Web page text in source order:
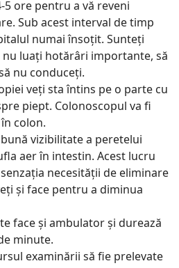
ore pentru a vă reveni
Sub acest interval de timp
numai însoţit. Sunteţi
nu luaţi hotărâri importante, să
nu conduceţi.
veţi sta întins pe o parte cu
piept. Colonoscopul va fi
colon.
vizibilitate a peretelui
aer în intestin. Acest lucru
necesităţii de eliminare
şi face pentru a diminua
face şi ambulator şi durează
minute.
examinării să fie prelevate